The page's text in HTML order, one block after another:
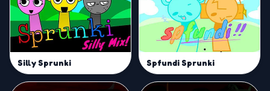
Silly Sprunki Spfundi Sprunki